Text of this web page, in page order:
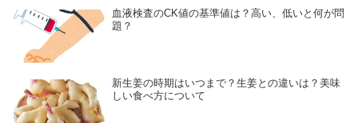
血液検査のCK値の基準値は？高い、低いと何が問
題？
新生姜の時期はいつまで？生姜との違いは？美味
しい食べ方について